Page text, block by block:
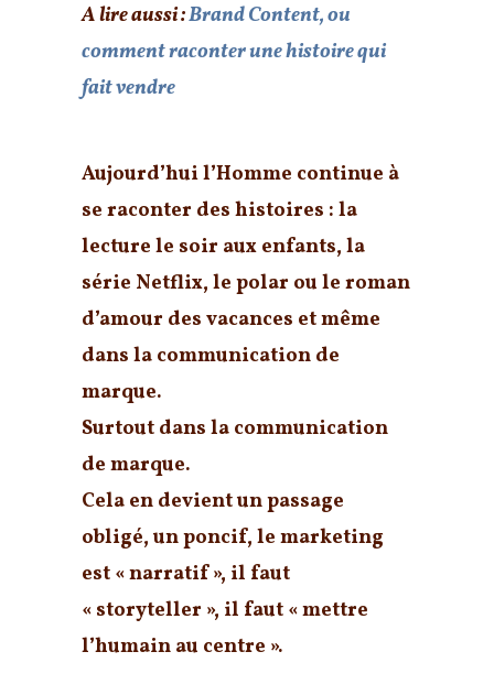
A lire aussi :Brand Content, ou
comment raconter une histoire qui
fait vendre
Aujourd’hui l’Homme continue à
se raconter des histoires : la
lecture le soir aux enfants, la
série Netflix, le polar ou le roman
d’amour des vacances et même
dans la communication de
marque.
Surtout dans la communication
de marque.
Cela en devient un passage
obligé, un poncif, le marketing
est « narratif », il faut
« storyteller », il faut « mettre
l’humain au centre ».